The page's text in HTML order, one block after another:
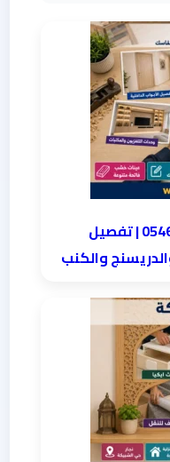
تفصيل أبواب بمكة 0546138860 | تفصيل
والكنب